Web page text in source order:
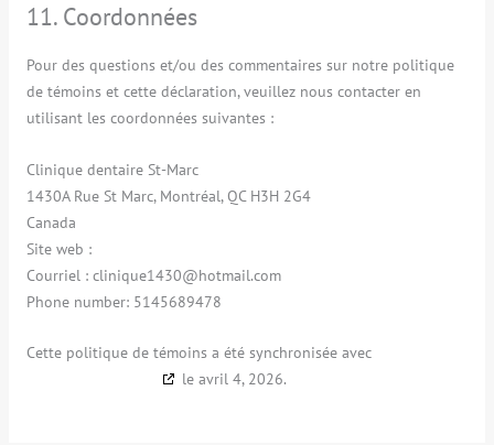
11. Coordonnées
Pour des questions et/ou des commentaires sur notre politique
de témoins et cette déclaration, veuillez nous contacter en
utilisant les coordonnées suivantes :
Clinique dentaire St-Marc
1430A Rue St Marc, Montréal, QC H3H 2G4
Canada
Site web :
Courriel : clinique1430@hotmail.com
Phone number: 5145689478
Cette politique de témoins a été synchronisée avec
le avril 4, 2026.